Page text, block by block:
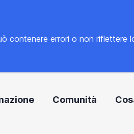
errori o non riflettere
Comunità